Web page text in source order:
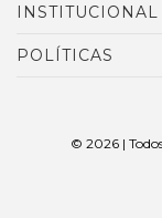
INSTITUCIONAL
POLÍTICAS
© 2026 |